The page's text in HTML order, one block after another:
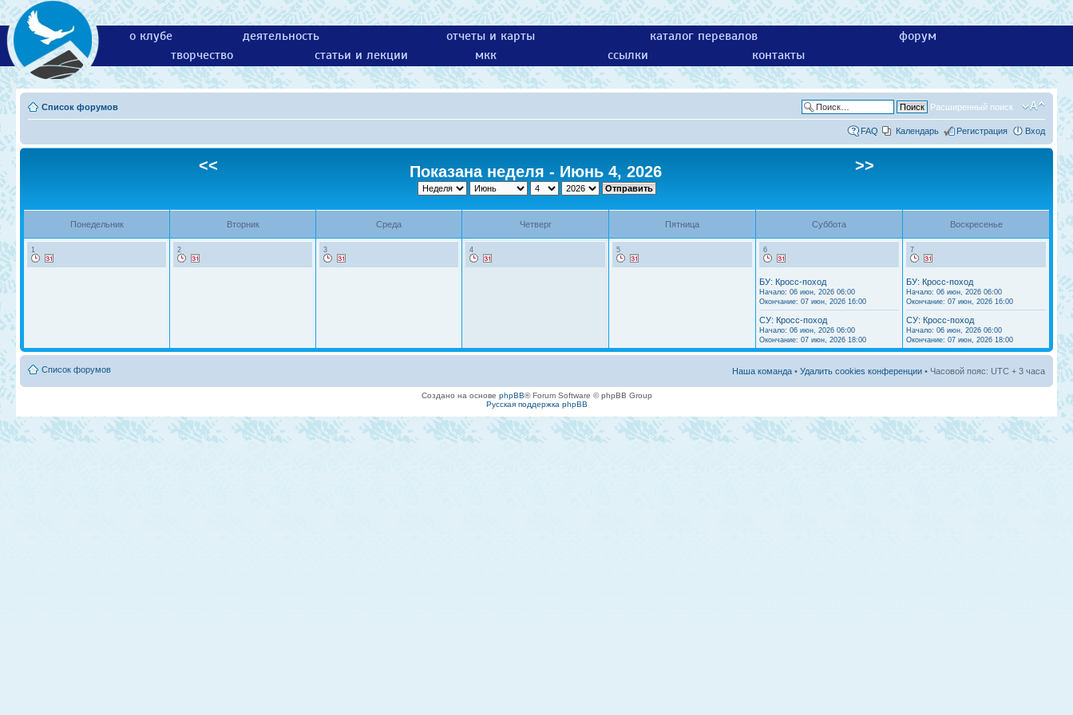
о клубе деятельность отчеты и карты каталог перевалов
форум
творчество
статьи и лекции мкк ссылки контакты
Список форумов Расширенный поиск
FAQ Календарь Регистрация Вход
<< Показана неделя - Июнь 4, 2026 >>
Понедельник Вторник Среда Четверг Пятница Суббота Воскресенье
1 2 3 4 5 6
БУ: Кросс-поход
Начало: 06 июн, 2026 06:00
Окончание: 07 июн, 2026 16:00
СУ: Кросс-поход
Начало: 06 июн, 2026 06:00
Окончание: 07 июн, 2026 18:00
7
БУ: Кросс-поход
Начало: 06 июн, 2026 06:00
Окончание: 07 июн, 2026 16:00
СУ: Кросс-поход
Начало: 06 июн, 2026 06:00
Окончание: 07 июн, 2026 18:00
Список форумов Наша команда • Удалить cookies конференции • Часовой пояс: UTC + 3 часа
Создано на основе phpBB® Forum Software © phpBB Group
Русская поддержка phpBB